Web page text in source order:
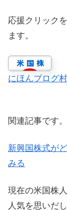
応援クリック
ます。
にほんブログ村
関連記事です。
新興国株式が
みる
現在の米国株
人気を思いだ